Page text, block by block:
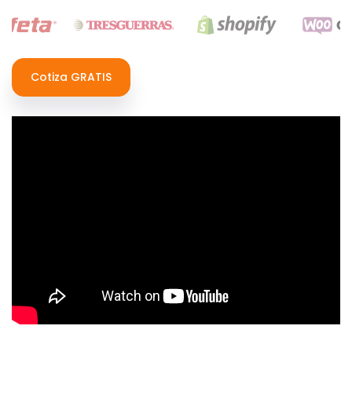
Cotiza GRATIS